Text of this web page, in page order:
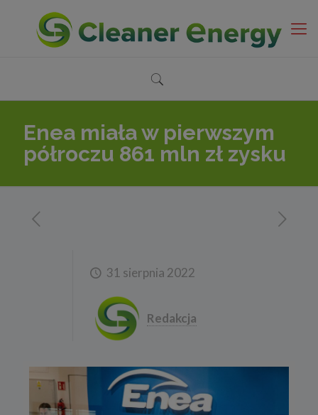
Enea miała w pierwszym
półroczu 861 mln zł zysku
31 sierpnia 2022
Redakcja